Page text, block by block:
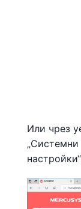
Или чрез